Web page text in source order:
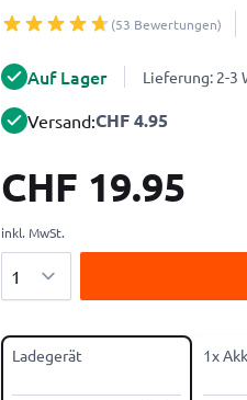
(53 Bewertungen)
Auf Lager Lieferung: 2-3
Versand:CHF 4.95
CHF 19.95
inkl. MwSt.
Ladegerät 1x